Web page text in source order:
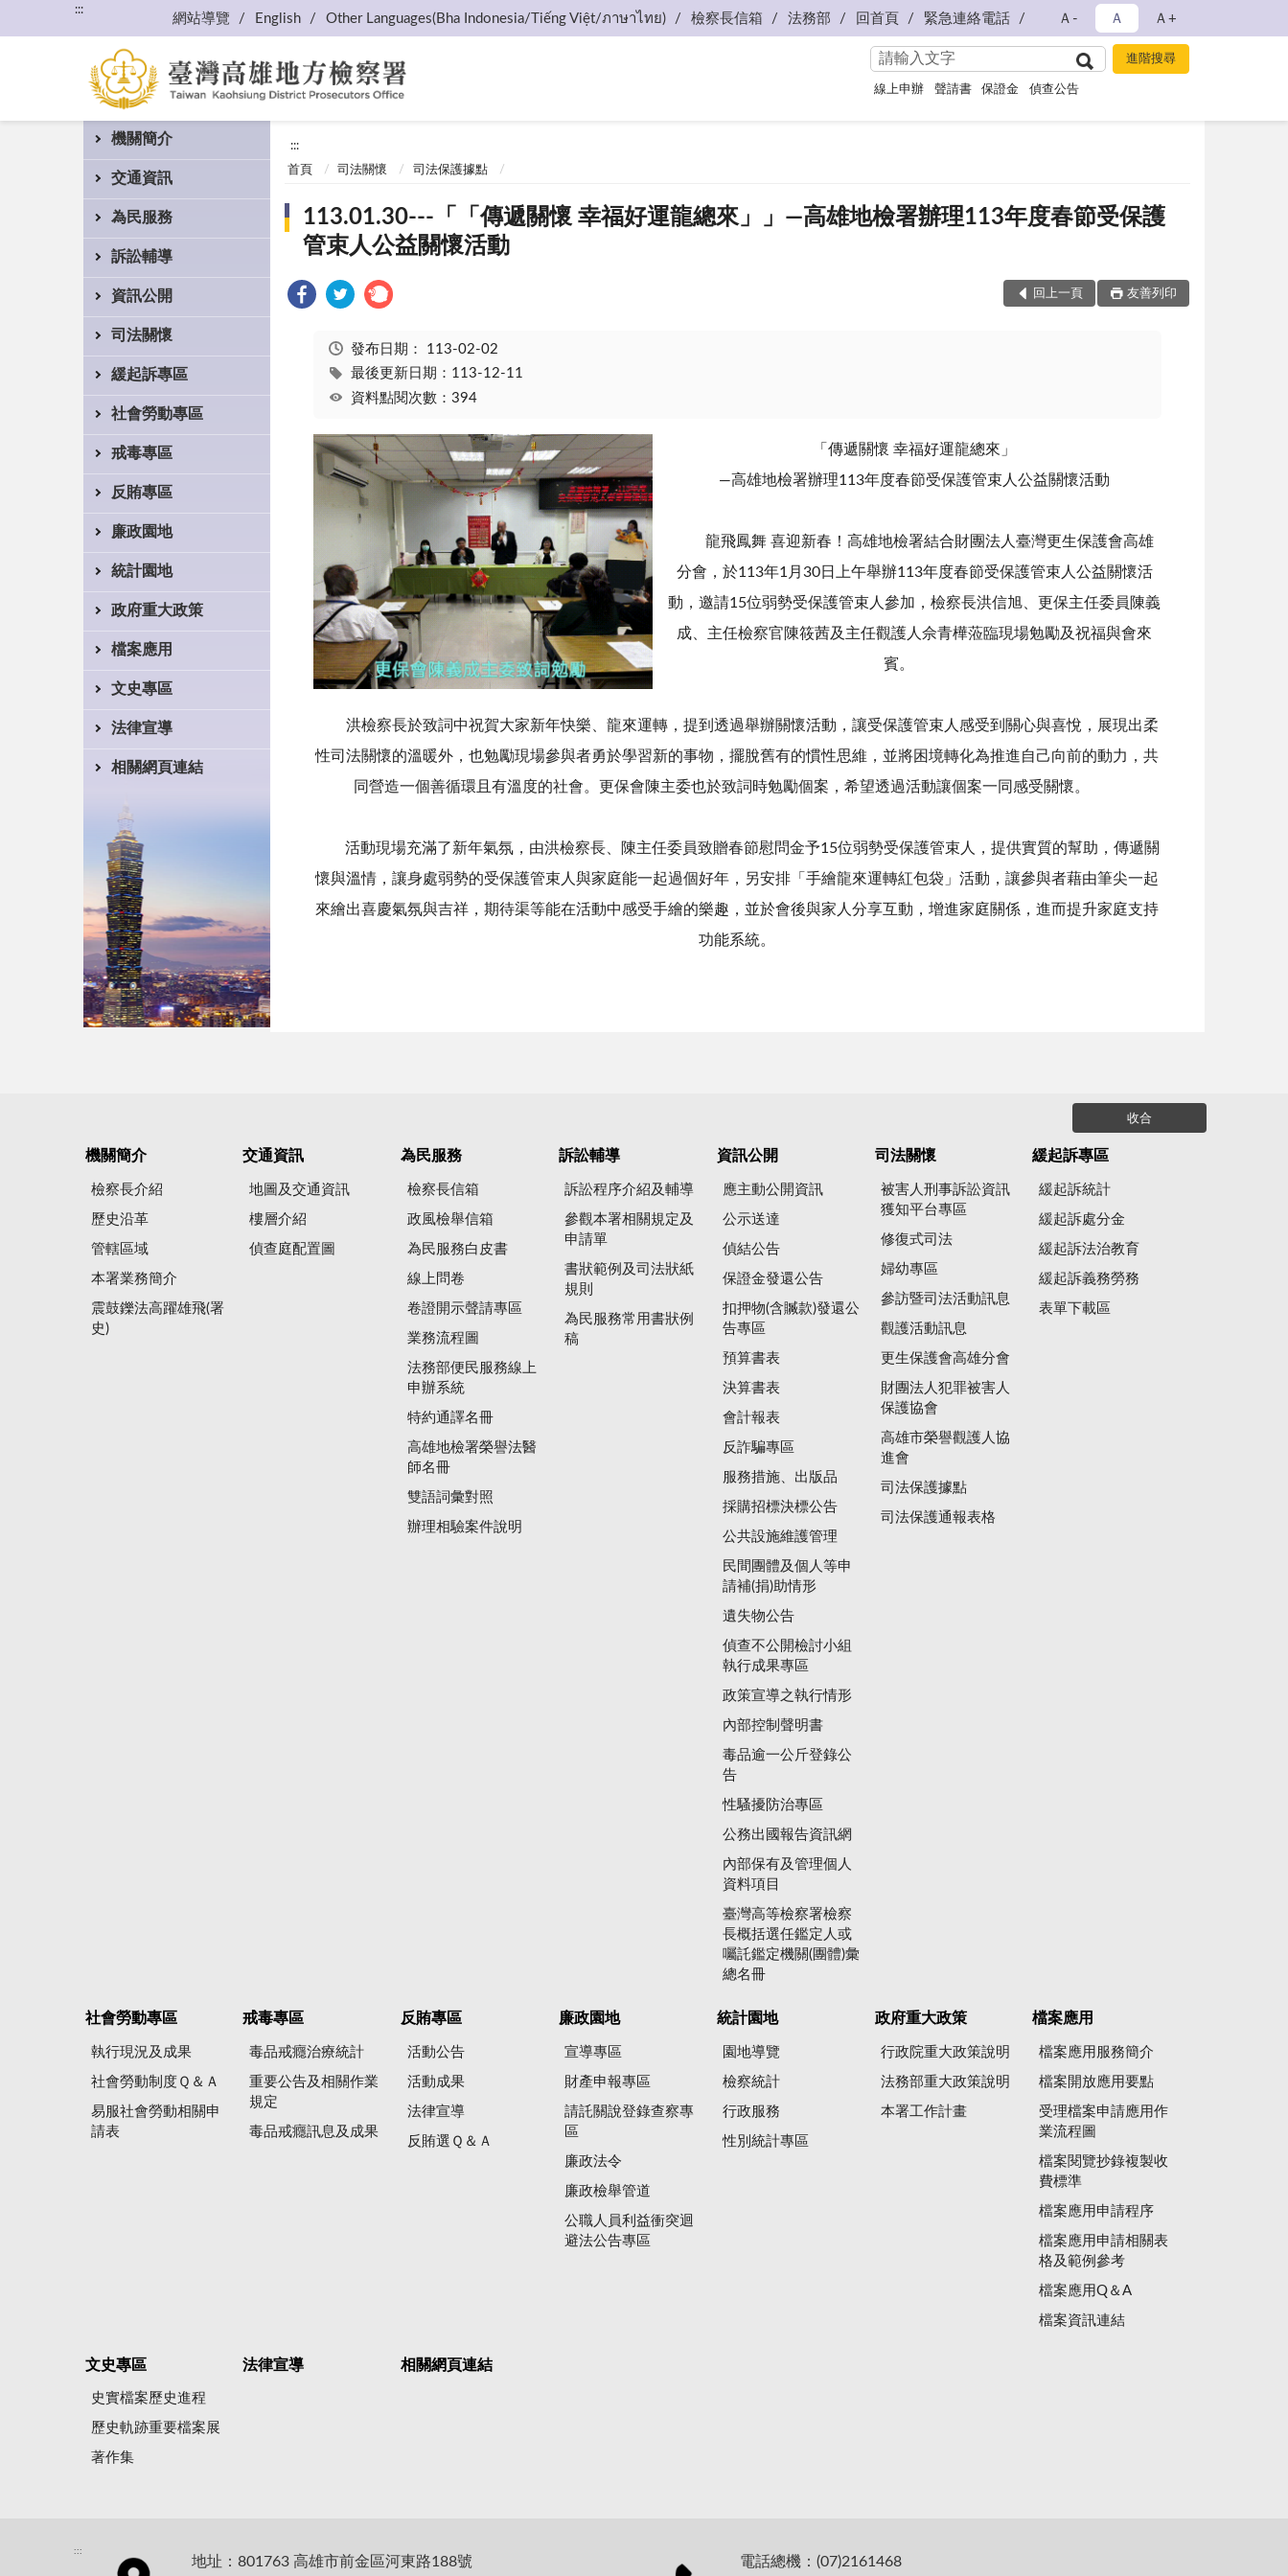
:::
網站導覽 English Other Languages(Bha Indonesia/Tiếng Việt/ภาษาไทย) 檢察長信箱 法務部 回首頁 緊急連絡電話 Ａ- Ａ Ａ+
線上申辦 聲請書 保證金 偵查公告
機關簡介
交通資訊
為民服務
訴訟輔導
資訊公開
司法關懷
緩起訴專區
社會勞動專區
戒毒專區
反賄專區
廉政園地
統計園地
政府重大政策
檔案應用
文史專區
法律宣導
相關網頁連結
:::
首頁 司法關懷 司法保護據點
113.01.30---「「傳遞關懷 幸福好運龍總來」」—高雄地檢署辦理113年度春節受保護
管束人公益關懷活動
回上一頁 友善列印
發布日期： 113-02-02
最後更新日期：113-12-11
資料點閱次數：394
「傳遞關懷 幸福好運龍總來」
—高雄地檢署辦理113年度春節受保護管束人公益關懷活動
龍飛鳳舞 喜迎新春！高雄地檢署結合財團法人臺灣更生保護會高雄
分會，於113年1月30日上午舉辦113年度春節受保護管束人公益關懷活
動，邀請15位弱勢受保護管束人參加，檢察長洪信旭、更保主任委員陳義
成、主任檢察官陳筱茜及主任觀護人佘青樺蒞臨現場勉勵及祝福與會來
賓。
洪檢察長於致詞中祝賀大家新年快樂、龍來運轉，提到透過舉辦關懷活動，讓受保護管束人感受到關心與喜悅，展現出柔
性司法關懷的溫暖外，也勉勵現場參與者勇於學習新的事物，擺脫舊有的慣性思維，並將困境轉化為推進自己向前的動力，共
同營造一個善循環且有溫度的社會。更保會陳主委也於致詞時勉勵個案，希望透過活動讓個案一同感受關懷。
活動現場充滿了新年氣氛，由洪檢察長、陳主任委員致贈春節慰問金予15位弱勢受保護管束人，提供實質的幫助，傳遞關
懷與溫情，讓身處弱勢的受保護管束人與家庭能一起過個好年，另安排「手繪龍來運轉紅包袋」活動，讓參與者藉由筆尖一起
來繪出喜慶氣氛與吉祥，期待渠等能在活動中感受手繪的樂趣，並於會後與家人分享互動，增進家庭關係，進而提升家庭支持
功能系統。
收合
機關簡介
檢察長介紹
歷史沿革
管轄區域
本署業務簡介
震鼓鑠法高躍雄飛(署
史)
交通資訊
地圖及交通資訊
樓層介紹
偵查庭配置圖
為民服務
檢察長信箱
政風檢舉信箱
為民服務白皮書
線上問卷
卷證開示聲請專區
業務流程圖
法務部便民服務線上
申辦系統
特約通譯名冊
高雄地檢署榮譽法醫
師名冊
雙語詞彙對照
辦理相驗案件說明
訴訟輔導
訴訟程序介紹及輔導
參觀本署相關規定及
申請單
書狀範例及司法狀紙
規則
為民服務常用書狀例
稿
資訊公開
應主動公開資訊
公示送達
偵結公告
保證金發還公告
扣押物(含贓款)發還公
告專區
預算書表
決算書表
會計報表
反詐騙專區
服務措施、出版品
採購招標決標公告
公共設施維護管理
民間團體及個人等申
請補(捐)助情形
遺失物公告
偵查不公開檢討小組
執行成果專區
政策宣導之執行情形
內部控制聲明書
毒品逾一公斤登錄公
告
性騷擾防治專區
公務出國報告資訊網
內部保有及管理個人
資料項目
臺灣高等檢察署檢察
長概括選任鑑定人或
囑託鑑定機關(團體)彙
總名冊
司法關懷
被害人刑事訴訟資訊
獲知平台專區
修復式司法
婦幼專區
參訪暨司法活動訊息
觀護活動訊息
更生保護會高雄分會
財團法人犯罪被害人
保護協會
高雄市榮譽觀護人協
進會
司法保護據點
司法保護通報表格
緩起訴專區
緩起訴統計
緩起訴處分金
緩起訴法治教育
緩起訴義務勞務
表單下載區
社會勞動專區
執行現況及成果
社會勞動制度Ｑ＆Ａ
易服社會勞動相關申
請表
戒毒專區
毒品戒癮治療統計
重要公告及相關作業
規定
毒品戒癮訊息及成果
反賄專區
活動公告
活動成果
法律宣導
反賄選Ｑ＆Ａ
廉政園地
宣導專區
財產申報專區
請託關說登錄查察專
區
廉政法令
廉政檢舉管道
公職人員利益衝突迴
避法公告專區
統計園地
園地導覽
檢察統計
行政服務
性別統計專區
政府重大政策
行政院重大政策說明
法務部重大政策說明
本署工作計畫
檔案應用
檔案應用服務簡介
檔案開放應用要點
受理檔案申請應用作
業流程圖
檔案閱覽抄錄複製收
費標準
檔案應用申請程序
檔案應用申請相關表
格及範例參考
檔案應用Q＆A
檔案資訊連結
文史專區
史實檔案歷史進程
歷史軌跡重要檔案展
著作集
法律宣導 相關網頁連結
:::
地址：801763 高雄市前金區河東路188號 電話總機：(07)2161468